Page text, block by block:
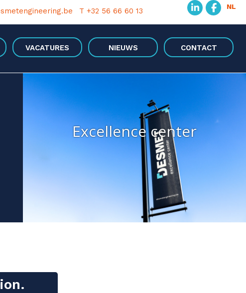
T +32 56 66 60 13
NL
VACATURES NIEUWS CONTACT
Excellence center